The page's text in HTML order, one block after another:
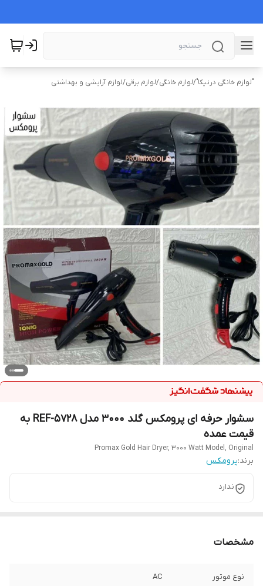
"لوازم خانگی درنیکا"/لوازم خانگی/لوازم برقی/لوازم آرایشی و بهداشتی
سشوار حرفه ای پرومکس گلد ۳۰۰۰ مدل REF-5728 به
قیمت عمده
Promax Gold Hair Dryer, 3000 Watt Model, Original
برند:پرومکس
ندارد
مشخصات
نوع موتور AC